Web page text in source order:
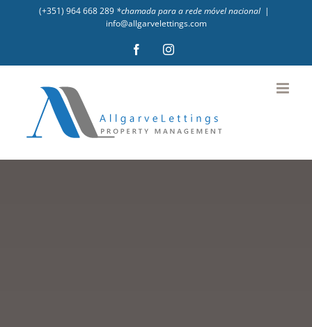
(+351) 964 668 289 *chamada para a rede móvel nacional |
info@allgarvelettings.com
FacebookInstagram